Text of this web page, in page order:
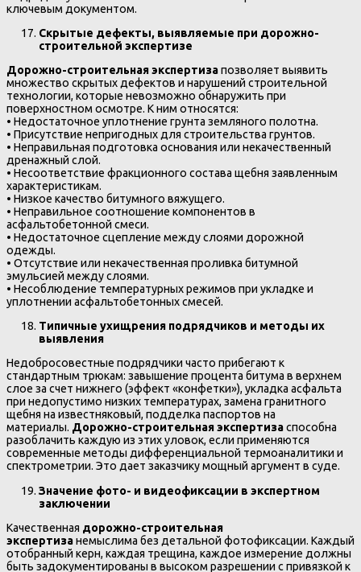
ключевым документом.
Скрытые дефекты, выявляемые при дорожно-
строительной экспертизе
Дорожно-строительная экспертизапозволяет выявить
множество скрытых дефектов и нарушений строительной
технологии, которые невозможно обнаружить при
поверхностном осмотре. К ним относятся:
• Недостаточное уплотнение грунта земляного полотна.
• Присутствие непригодных для строительства грунтов.
• Неправильная подготовка основания или некачественный
дренажный слой.
• Несоответствие фракционного состава щебня заявленным
характеристикам.
• Низкое качество битумного вяжущего.
• Неправильное соотношение компонентов в
асфальтобетонной смеси.
• Недостаточное сцепление между слоями дорожной
одежды.
• Отсутствие или некачественная проливка битумной
эмульсией между слоями.
• Несоблюдение температурных режимов при укладке и
уплотнении асфальтобетонных смесей.
Типичные ухищрения подрядчиков и методы их
выявления
Недобросовестные подрядчики часто прибегают к
стандартным трюкам: завышение процента битума в верхнем
слое за счет нижнего (эффект «конфетки»), укладка асфальта
при недопустимо низких температурах, замена гранитного
щебня на известняковый, подделка паспортов на
материалы. Дорожно-строительная экспертизаспособна
разоблачить каждую из этих уловок, если применяются
современные методы дифференциальной термоаналитики и
спектрометрии. Это дает заказчику мощный аргумент в суде.
Значение фото- и видеофиксации в экспертном
заключении
Качественная дорожно-строительная
экспертизанемыслима без детальной фотофиксации. Каждый
отобранный керн, каждая трещина, каждое измерение должны
быть задокументированы в высоком разрешении с привязкой к